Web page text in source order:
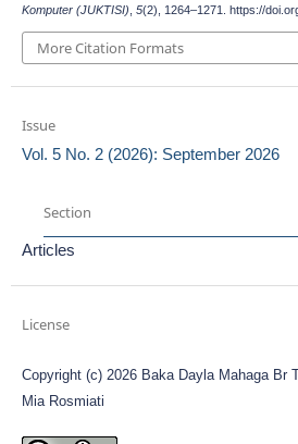
Komputer (JUKTISI) 5(2), 1264–1271. https://
More Citation Formats
Issue
Vol. 5 No. 2 (2026): September 2026
Section
Articles
License
Copyright (c) 2026 Baka Dayla Mahaga Br
Mia Rosmiati